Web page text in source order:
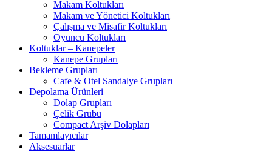
Makam Koltukları
Makam ve Yönetici Koltukları
Çalışma ve Misafir Koltukları
Oyuncu Koltukları
Koltuklar – Kanepeler
Kanepe Grupları
Bekleme Grupları
Cafe & Otel Sandalye Grupları
Depolama Ürünleri
Dolap Grupları
Çelik Grubu
Compact Arşiv Dolapları
Tamamlayıcılar
Aksesuarlar